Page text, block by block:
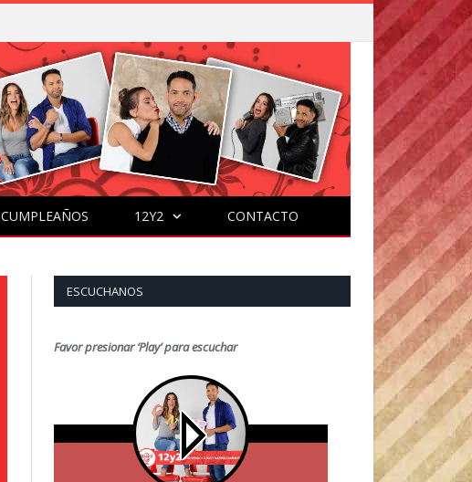
CUMPLEAÑOS 12Y2 CONTACTO
ESCUCHANOS
Favor presionar ‘Play’ para escuchar